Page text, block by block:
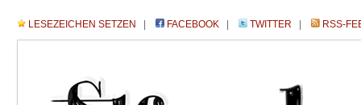
LESEZEICHEN SETZEN FACEBOOK TWITTER RSS-